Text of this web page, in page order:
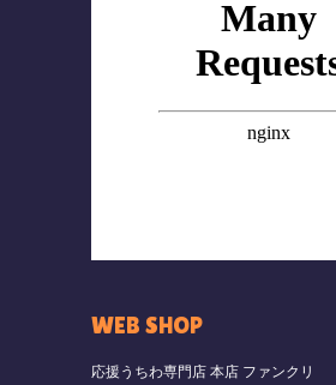
WEB SHOP
応援うちわ専門店 本店 ファンクリ